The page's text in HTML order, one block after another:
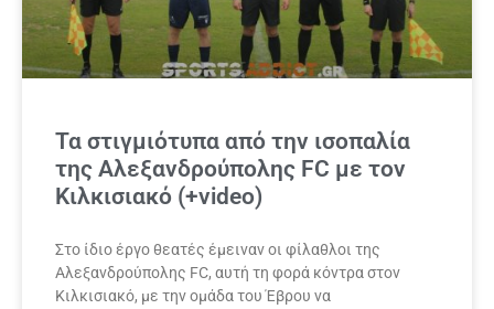
Τα στιγμιότυπα από την ισοπαλία
της Αλεξανδρούπολης FC με τον
Κιλκισιακό (+video)
Στο ίδιο έργο θεατές έμειναν οι φίλαθλοι της
Αλεξανδρούπολης FC, αυτή τη φορά κόντρα στον
Κιλκισιακό, με την ομάδα του Έβρου να